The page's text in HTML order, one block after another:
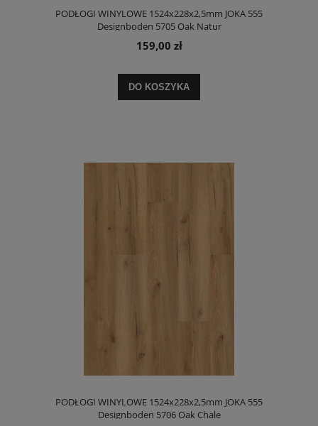
PODŁOGI WINYLOWE 1524x228x2,5mm JOKA 555
Designboden 5705 Oak Natur
159,00 zł
DO KOSZYKA
PODŁOGI WINYLOWE 1524x228x2,5mm JOKA 555
Designboden 5706 Oak Chale